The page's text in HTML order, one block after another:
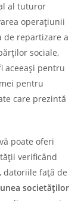
al tuturor
operațiunii
de repartizare a
sociale,
aceeaşi pentru
pentru
care prezintă
vă poate oferi
verificând
datoriile față de
societăților